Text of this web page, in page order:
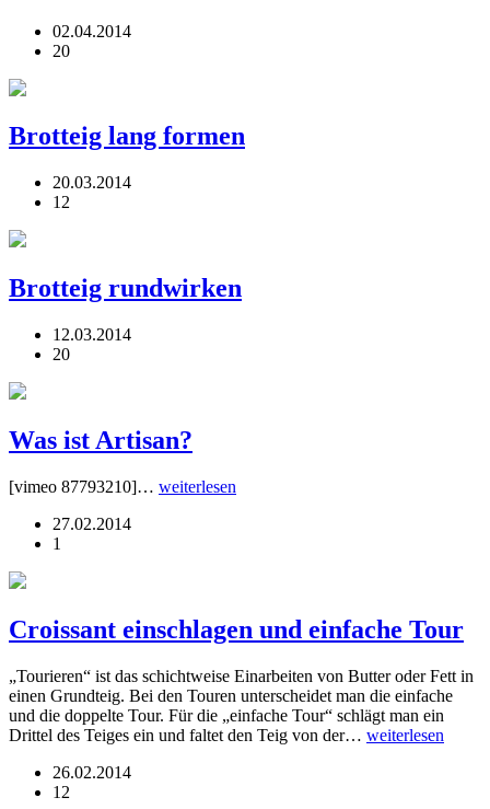
02.04.2014
20
Brotteig lang formen
20.03.2014
12
Brotteig rundwirken
12.03.2014
20
Was ist Artisan?
[vimeo 87793210]… weiterlesen
27.02.2014
1
Croissant einschlagen und einfache Tour
„Tourieren“ ist das schichtweise Einarbeiten von Butter oder Fett in
einen Grundteig. Bei den Touren unterscheidet man die einfache
und die doppelte Tour. Für die „einfache Tour“ schlägt man ein
Drittel des Teiges ein und faltet den Teig von der… weiterlesen
26.02.2014
12